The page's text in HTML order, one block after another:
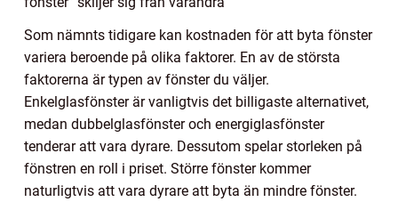
Som nämnts tidigare kan kostnaden för att byta fönster
variera beroende på olika faktorer. En av de största
faktorerna är typen av fönster du väljer.
Enkelglasfönster är vanligtvis det billigaste alternativet,
medan dubbelglasfönster och energiglasfönster
tenderar att vara dyrare. Dessutom spelar storleken på
fönstren en roll i priset. Större fönster kommer
naturligtvis att vara dyrare att byta än mindre fönster.